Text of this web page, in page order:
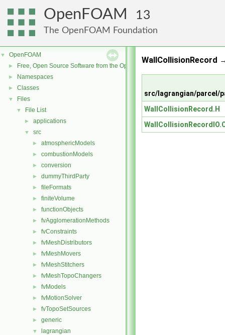
OpenFOAM 13
The OpenFOAM Foundation
▼ OpenFOAM
► Free, Open Source Software from the OpenFOAM Foundation
► Namespaces
► Classes
▼ Files
▼ File List
► applications
▼ src
► atmosphericModels
► combustionModels
► conversion
► dummyThirdParty
► fileFormats
► finiteVolume
► functionObjects
► fvAgglomerationMethods
► fvConstraints
► fvMeshDistributors
► fvMeshMovers
► fvMeshStitchers
► fvMeshTopoChangers
► fvModels
► fvMotionSolver
► fvTopoSetSources
► generic
▼ lagrangian
WallCollisionRecord
src/lagrangian/parcel/
WallCollisionRecord.H